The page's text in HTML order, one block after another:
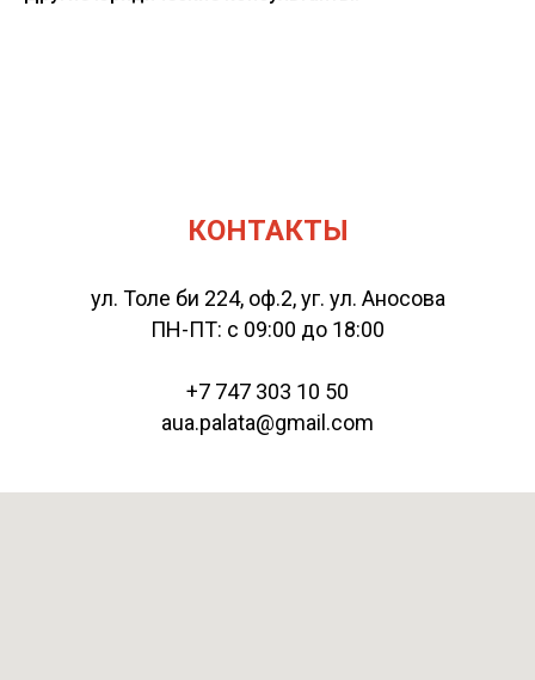
КОНТАКТЫ
ул. Толе би 224, оф.2, уг. ул. Аносова
ПН-ПТ: с 09:00 до 18:00
+7 747 303 10 50
aua.palata@gmail.com